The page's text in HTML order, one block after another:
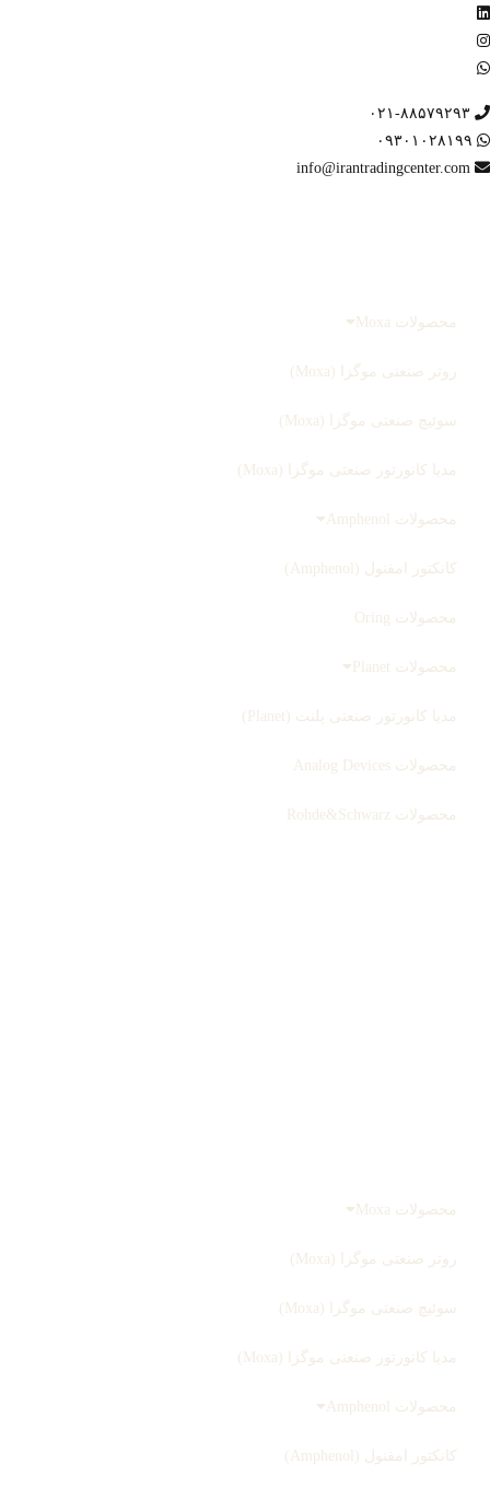
۰۲۱-۸۸۵۷۹۲۹۳
۰۹۳۰۱۰۲۸۱۹۹
info@irantradingcenter.com
محصولات Moxa
روتر صنعتی موگزا (Moxa)
سوئیچ صنعتی موگزا (Moxa)
مدیا کانورتور صنعتی موگزا (Moxa)
محصولات Amphenol
کانکتور امفنول (Amphenol)
محصولات Oring
محصولات Planet
مدیا کانورتور صنعتی پلنت (Planet)
محصولات Analog Devices
محصولات Rohde&Schwarz
محصولات Moxa
روتر صنعتی موگزا (Moxa)
سوئیچ صنعتی موگزا (Moxa)
مدیا کانورتور صنعتی موگزا (Moxa)
محصولات Amphenol
کانکتور امفنول (Amphenol)